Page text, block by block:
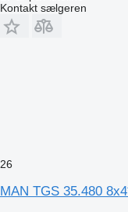
Kontakt sælgeren
26
MAN TGS 35.480